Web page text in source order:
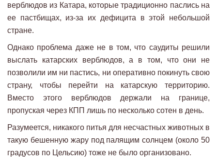
верблюдов из Катара, которые традиционно паслись на
ее пастбищах, из-за их дефицита в этой небольшой
стране.
Однако проблема даже не в том, что саудиты решили
выслать катарских верблюдов, а в том, что они не
позволили им ни пастись, ни оперативно покинуть свою
страну, чтобы перейти на катарскую территорию.
Вместо этого верблюдов держали на границе,
пропуская через КПП лишь по несколько сотен в день.
Разумеется, никакого питья для несчастных животных в
такую бешенную жару под палящим солнцем (около 50
градусов по Цельсию) тоже не было организовано.